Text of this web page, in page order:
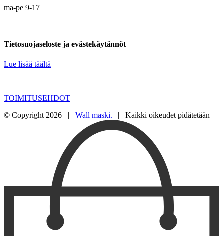
ma-pe 9-17
Tietosuojaseloste ja evästekäytännöt
Lue lisää täältä
TOIMITUSEHDOT
© Copyright 2026 | Wall maskit | Kaikki oikeudet pidätetään